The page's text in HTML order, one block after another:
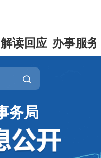
解读回应 办事服务
务局